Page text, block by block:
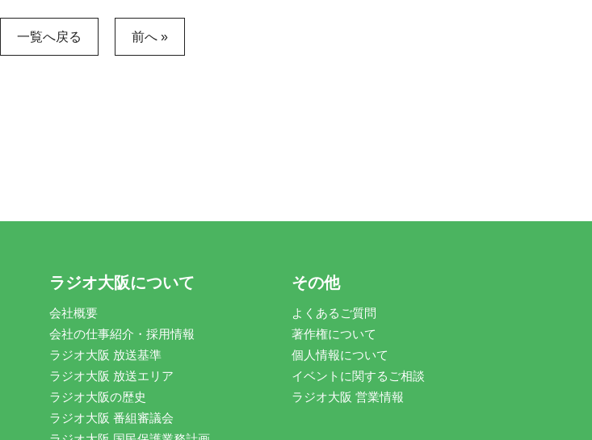
一覧へ戻る 前へ »
ラジオ大阪について
会社概要
会社の仕事紹介・採用情報
ラジオ大阪 放送基準
ラジオ大阪 放送エリア
ラジオ大阪の歴史
ラジオ大阪 番組審議会
その他
よくあるご質問
著作権について
個人情報について
イベントに関するご相談
ラジオ大阪 営業情報